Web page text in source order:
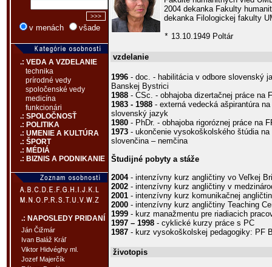
v menách všade
.: VEDA A VZDELANIE
technika
prírodné vedy
spoločenské vedy
medicína
funkcionári
.: SPOLOČNOSŤ
.: POLITIKA
.: UMENIE A KULTÚRA
.: ŠPORT
.: MÉDIÁ
.: BIZNIS A PODNIKANIE
.: NAPOSLEDY PRIDANÍ
Ján Čižmár
Ivan Baláž Kráľ
Viktor Hidvéghy ml.
Jozef Majerčík
2004 dekanka Fakulty
dekanka Filologickej fakulty
* 13.10.1949 Poltár
vzdelanie
1996 - doc. - habilitácia v odbore slovenský
Banskej Bystrici
1988 - CSc. - obhajoba dizertačnej práce na
1983 - 1988 - externá vedecká ašpirantúra
slovenský jazyk
1980 - PhDr. - obhajoba rigoróznej práce na
1973 - ukončenie vysokoškolského štúdia
slovenčina – nemčina
Študijné pobyty a stáže
2004- intenzívny kurz angličtiny vo Veľkej
2002 - intenzívny kurz angličtiny v
2001 - intenzívny kurz komunikačnej
2000 - intenzívny kurz angličtiny Teaching
1999 - kurz manažmentu pre riadiacich
1997 – 1998 - cyklické kurzy práce s PC
1987 - kurz vysokoškolskej pedagogiky: PF
životopis